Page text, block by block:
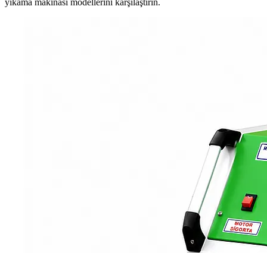
yıkama makinası modellerini karşılaştırın.